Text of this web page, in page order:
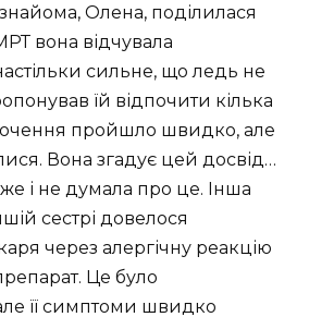
Олена, поділилася
вона відчувала
сильне, що ледь не
їй відпочити кілька
пройшло швидко, але
Вона згадує цей досвід…
і не думала про це. Інша
сестрі довелося
через алергічну реакцію
Це було
її симптоми швидко